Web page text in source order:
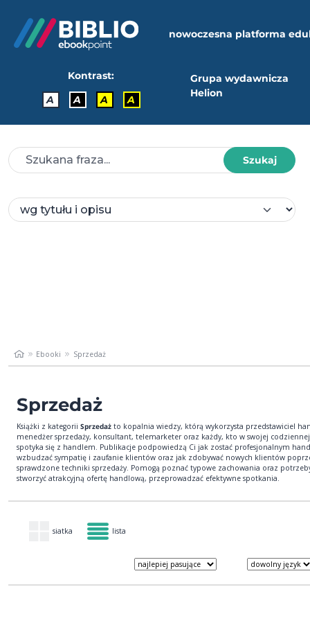
nowoczesna platforma
Kontrast:
A
A A A
Grupa wydawnicza
Helion
Szukaj
Ebooki Sprzedaż
Sprzedaż
Książki z kategorii Sprzedaż to kopalnia wiedzy, którą wykorzysta przedstawiciel
menedżer sprzedaży, konsultant, telemarketer oraz każdy, kto w swojej
spotyka się z handlem. Publikacje podpowiedzą Ci jak zostać profesjonalnym
wzbudzać sympatię i zaufanie klientów oraz jak zdobywać nowych klientów
sprawdzone techniki sprzedaży. Pomogą poznać typowe zachowania oraz
stworzyć atrakcyjną ofertę handlową, przeprowadzać efektywne spotkania.
siatka lista